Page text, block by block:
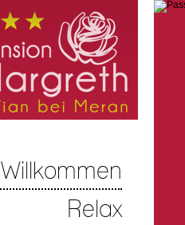
Willkommen
Relax